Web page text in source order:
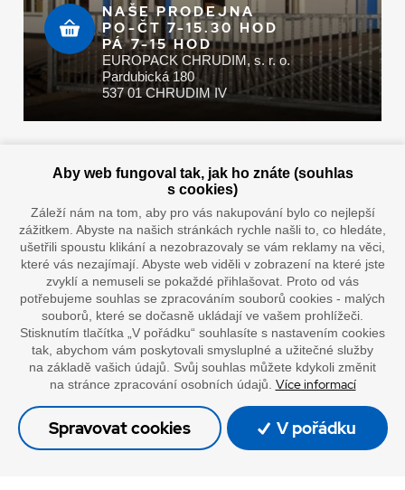
NAŠE PRODEJNA
PO-ČT 7-15.30 HOD
PÁ 7-15 HOD
EUROPACK CHRUDIM, s. r. o.
Pardubická 180
537 01 CHRUDIM IV
Doprava vaším oblíbeným dopravcem
”Lepíme s jistotou”
© Oficiální stránky společnosti Europack
Aby web fungoval tak, jak ho znáte (souhlas
s cookies)
Záleží nám na tom, aby pro vás nakupování bylo co nejlepší
zážitkem. Abyste na našich stránkách rychle našli to, co hledáte,
ušetřili spoustu klikání a nezobrazovaly se vám reklamy na věci,
které vás nezajímají. Abyste web viděli v zobrazení na které jste
zvyklí a nemuseli se pokaždé přihlašovat. Proto od vás
potřebujeme souhlas se zpracováním souborů cookies - malých
souborů, které se dočasně ukládají ve vašem prohlížeči.
Stisknutím tlačítka „V pořádku“ souhlasíte s nastavením cookies
tak, abychom vám poskytovali smysluplné a užitečné služby
na základě vašich údajů. Svůj souhlas můžete kdykoli změnit
na stránce zpracování osobních údajů. Více informací
Spravovat cookies V pořádku